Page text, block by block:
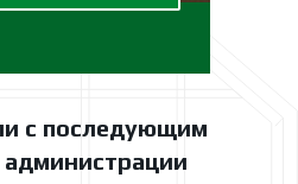
с последующим